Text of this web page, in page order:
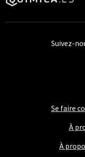
Se faire
À
À
Suivez-